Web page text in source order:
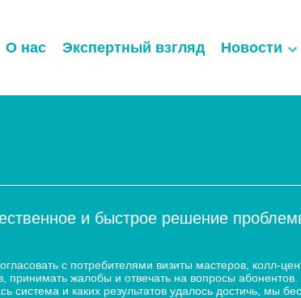
О нас Экспертный взгляд Новости
и быстрое решение
с потребителями визиты мастеров, колл-
принимать жалобы и отвечать на вопросы
система и каких результатов удалось достичь, мы